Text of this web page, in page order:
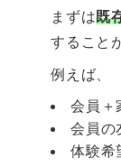
まずは既
すること
例えば、
会員＋
会員の
体験希